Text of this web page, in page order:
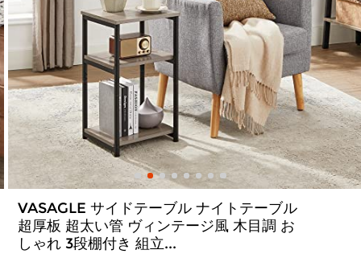
VASAGLE サイドテーブル ナイトテーブル
超厚板 超太い管 ヴィンテージ風 木目調 お
しゃれ 3段棚付き 組立...